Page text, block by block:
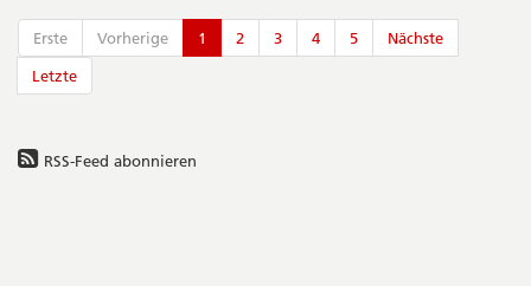
Erste Vorherige 1 2 3 4 5
Nächste
Letzte
RSS-Feed abonnieren